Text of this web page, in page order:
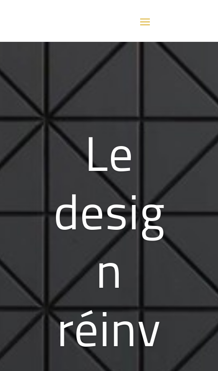
Inspir
é par
les
derni